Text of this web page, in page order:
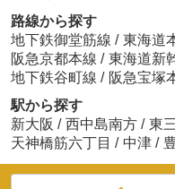
路線から探す
地下鉄御堂筋線 / 東海道
阪急京都本線 / 東海道新
地下鉄谷町線 / 阪急宝塚
駅から探す
新大阪 / 西中島南方 / 東
天神橋筋六丁目 / 中津 /